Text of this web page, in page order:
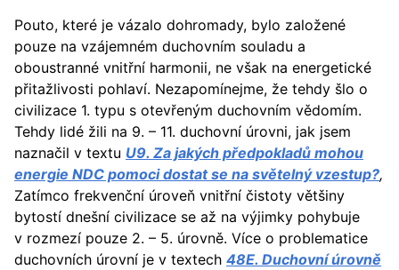
Pouto, které je vázalo dohromady, bylo založené
pouze na vzájemném duchovním souladu a
oboustranné vnitřní harmonii, ne však na energetické
přitažlivosti pohlaví. Nezapomínejme, že tehdy šlo o
civilizace 1. typu s otevřeným duchovním vědomím.
Tehdy lidé žili na 9. – 11. duchovní úrovni, jak jsem
naznačil v textu U9. Za jakých předpokladů mohou
energie NDC pomoci dostat se na světelný vzestup?,
Zatímco frekvenční úroveň vnitřní čistoty většiny
bytostí dnešní civilizace se až na výjimky pohybuje
v rozmezí pouze 2. – 5. úrovně. Více o problematice
duchovních úrovní je v textech 48E. Duchovní úrovně